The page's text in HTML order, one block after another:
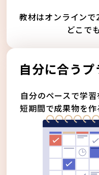
教材はオンライン
どこで
自分に合う
自分のペースで学
短期間で成果物を